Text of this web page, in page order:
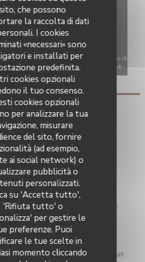
che possono
la raccolta di dati
I cookies
«necessari» sono
e installati per
predefinita.
cookies opzionali
il tuo consenso.
cookies opzionali
per analizzare la tua
misurare
del sito, fornire
(ad esempio,
ai social network) o
pubblicità o
personalizzati.
su 'Accetta tutto',
'Rifiuta tutto' o
per gestire le
preferenze. Puoi
le tue scelte in
momento cliccando
interattiva Waze, devi accettare i cookie di
Questi cookie possono raccogliere dati di
e localizzazione.
Consenti
pratiche
Cucina
Tradizionale francese
Tipologia
Vendita-away, Ristorante
Servizi
Le vendite di vino, Terrazza estiva,
Camino
di pagamento
Restaurant, Maestro, Eurocard /
Buoni vacanza, Assegni, Bancomat
de la Potinière